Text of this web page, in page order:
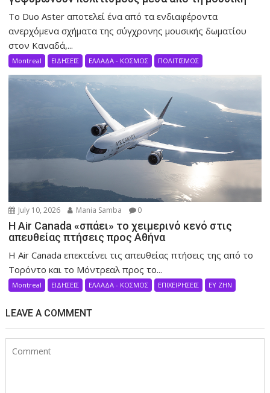
Το Duo Aster αποτελεί ένα από τα ενδιαφέροντα
ανερχόμενα σχήματα της σύγχρονης μουσικής δωματίου
στον Καναδά,...
Montreal ΕΙΔΗΣΕΙΣ ΕΛΛΑΔΑ - ΚΟΣΜΟΣ ΠΟΛΙΤΙΣΜΟΣ
July 10, 2026 Mania Samba 0
Η Air Canada «σπάει» το χειμερινό κενό στις
απευθείας πτήσεις προς Αθήνα
Η Air Canada επεκτείνει τις απευθείας πτήσεις της από το
Τορόντο και το Μόντρεαλ προς το...
Montreal ΕΙΔΗΣΕΙΣ ΕΛΛΑΔΑ - ΚΟΣΜΟΣ ΕΠΙΧΕΙΡΗΣΕΙΣ ΕΥ ΖΗΝ
LEAVE A COMMENT